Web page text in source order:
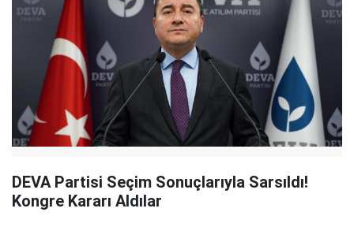
DEVA Partisi Seçim Sonuçlarıyla Sarsıldı!
Kongre Kararı Aldılar